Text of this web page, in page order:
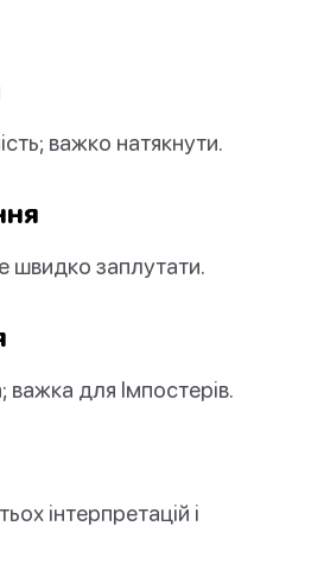
важко натякнути.
швидко заплутати.
важка для Імпостерів.
інтерпретацій і